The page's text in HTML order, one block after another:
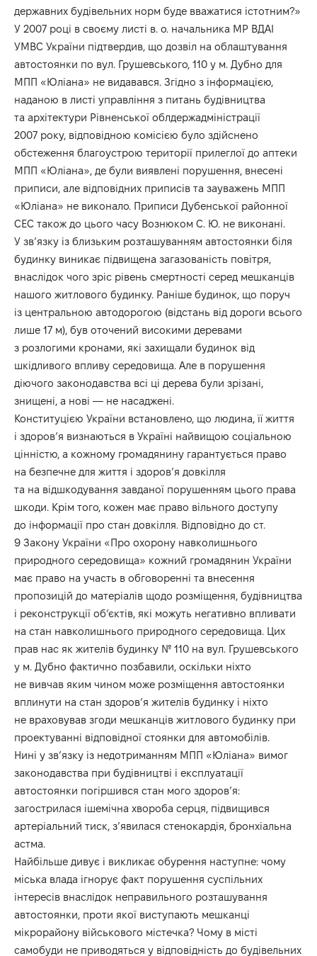
державних будівельних норм буде вважатися істотним?»
У 2007 році в своєму листі в. о. начальника MP ВДАІ
УМВС України підтвердив, що дозвіл на облаштування
автостоянки по вул. Грушевського, 110 у м. Дубно для
МПП «Юліана» не видавався. Згідно з інформацією,
наданою в листі управління з питань будівництва
та архітектури Рівненської облдержадміністрації
2007 року, відповідною комісією було здійснено
обстеження благоустрою території прилеглої до аптеки
МПП «Юліана», де були виявлені порушення, внесені
приписи, але відповідних приписів та зауважень МПП
«Юліана» не виконало. Приписи Дубенської районної
СЕС також до цього часу Вознюком С. Ю. не виконані.
У зв’язку із близьким розташуванням автостоянки біля
будинку виникає підвищена загазованість повітря,
внаслідок чого зріс рівень смертності серед мешканців
нашого житлового будинку. Раніше будинок, що поруч
із центральною автодорогою (відстань від дороги всього
лише 17 м), був оточений високими деревами
з розлогими кронами, які захищали будинок від
шкідливого впливу середовища. Але в порушення
діючого законодавства всі ці дерева були зрізані,
знищені, а нові — не насаджені.
Конституцією України встановлено, що людина, її життя
і здоров’я визнаються в Україні найвищою соціальною
цінністю, а кожному громадянину гарантується право
на безпечне для життя і здоров’я довкілля
та на відшкодування завданої порушенням цього права
шкоди. Крім того, кожен має право вільного доступу
до інформації про стан довкілля. Відповідно до ст.
9 Закону України «Про охорону навколишнього
природного середовища» кожний громадянин України
має право на участь в обговоренні та внесення
пропозицій до матеріалів щодо розміщення, будівництва
і реконструкції об’єктів, які можуть негативно впливати
на стан навколишнього природного середовища. Цих
прав нас як жителів будинку № 110 на вул. Грушевського
у м. Дубно фактично позбавили, оскільки ніхто
не вивчав яким чином може розміщення автостоянки
вплинути на стан здоров’я жителів будинку і ніхто
не враховував згоди мешканців житлового будинку при
проектуванні відповідної стоянки для автомобілів.
Нині у зв’язку із недотриманням МПП «Юліана» вимог
законодавства при будівництві і експлуатації
автостоянки погіршився стан мого здоров’я:
загострилася ішемічна хвороба серця, підвищився
артеріальний тиск, з’явилася стенокардія, бронхіальна
астма.
Найбільше дивує і викликає обурення наступне: чому
міська влада ігнорує факт порушення суспільних
інтересів внаслідок неправильного розташування
автостоянки, проти якої виступають мешканці
мікрорайону військового містечка? Чому в місті
самобуди не приводяться у відповідність до будівельних